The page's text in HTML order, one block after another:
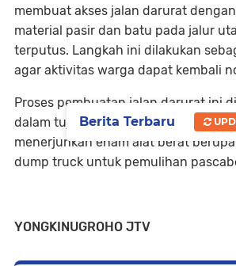
membuat akses jalan darurat
material pasir dan batu pada jalur
terputus. Langkah ini dilakukan
agar aktivitas warga dapat kembali
Proses pembuatan jalan darurat ini
dalam tujuh hari ke depan.
menerjunkan enam alat berat
dump truck untuk pemulihan
YONGKINUGROHO JTV
Berita Terbaru